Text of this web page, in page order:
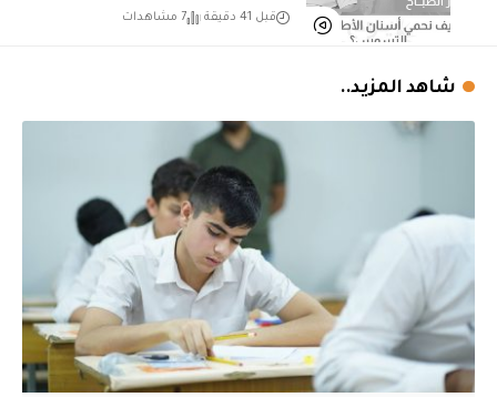
قبل 41 دقيقة 7 مشاهدات
شاهد المزيد..